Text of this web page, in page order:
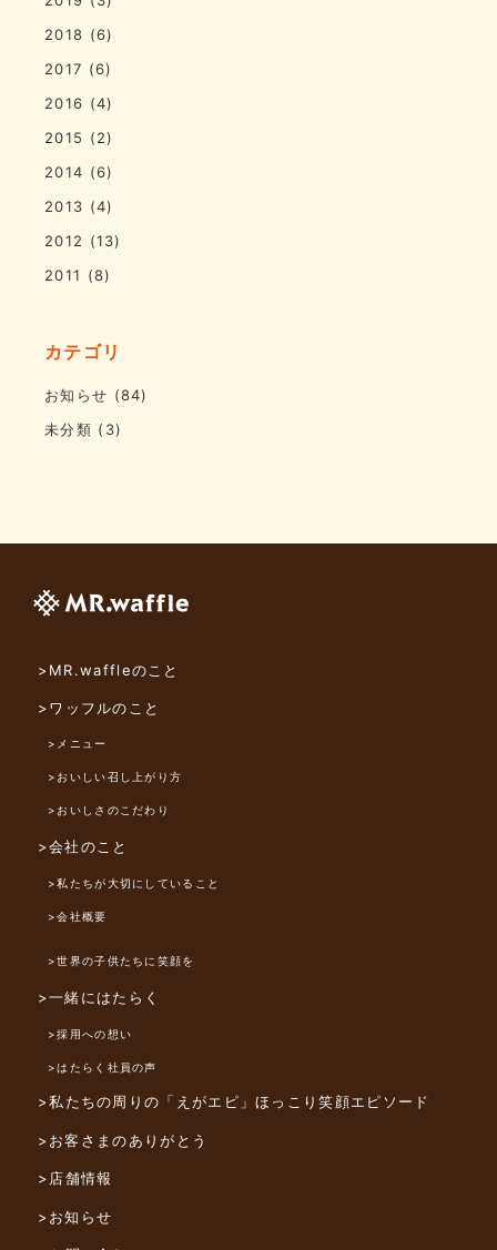
2018 (6)
2017 (6)
2016 (4)
2015 (2)
2014 (6)
2013 (4)
2012 (13)
2011 (8)
カテゴリ
お知らせ (84)
未分類 (3)
>MR.waffleのこと
>ワッフルのこと
>メニュー
>おいしい召し上がり方
>おいしさのこだわり
>会社のこと
>私たちが大切にしていること
>会社概要
>世界の子供たちに笑顔を
>一緒にはたらく
>採用への想い
>はたらく社員の声
>私たちの周りの「えがエピ」ほっこり笑顔エピソード
>お客さまのありがとう
>店舗情報
>お知らせ